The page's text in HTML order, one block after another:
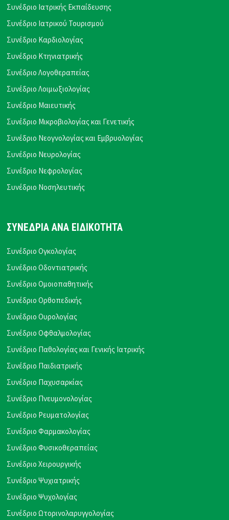
Συνέδριο Ιατρικής Εκπαίδευσης
Συνέδριο Ιατρικού Τουρισμού
Συνέδριο Καρδιολογίας
Συνέδριο Κτηνιατρικής
Συνέδριο Λογοθεραπείας
Συνέδριο Λοιμωξιολογίας
Συνέδριο Μαιευτικής
Συνέδριο Μικροβιολογίας και Γενετικής
Συνέδριο Νεογνολογίας και Εμβρυολογίας
Συνέδριο Νευρολογίας
Συνέδριο Νεφρολογίας
Συνέδριο Νοσηλευτικής
ΣΥΝΕΔΡΙΑ ΑΝΑ ΕΙΔΙΚΟΤΗΤΑ
Συνέδριο Ογκολογίας
Συνέδριο Οδοντιατρικής
Συνέδριο Ομοιοπαθητικής
Συνέδριο Ορθοπεδικής
Συνέδριο Ουρολογίας
Συνέδριο Οφθαλμολογίας
Συνέδριο Παθολογίας και Γενικής Ιατρικής
Συνέδριο Παιδιατρικής
Συνέδριο Παχυσαρκίας
Συνέδριο Πνευμονολογίας
Συνέδριο Ρευματολογίας
Συνέδριο Φαρμακολογίας
Συνέδριο Φυσικοθεραπείας
Συνέδριο Χειρουργικής
Συνέδριο Ψυχιατρικής
Συνέδριο Ψυχολογίας
Συνέδριο Ωτορινολαρυγγολογίας